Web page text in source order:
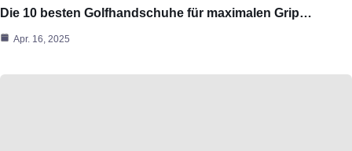
Die 10 besten Golfhandschuhe für maximalen Grip…
Apr. 16, 2025